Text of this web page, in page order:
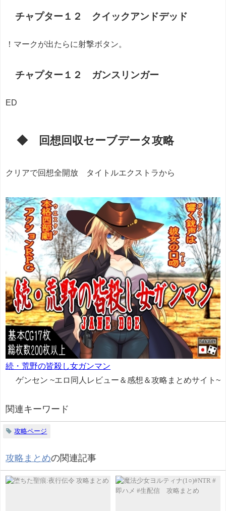
チャプター１２ クイックアンドデッド
！マークが出たらに射撃ボタン。
チャプター１２ ガンスリンガー
ED
◆ 回想回収セーブデータ攻略
クリアで回想全開放 タイトルエクストラから
続・荒野の皆殺し女ガンマン
ゲンセン ~エロ同人レビュー＆感想＆攻略まとめサイト~
関連キーワード
攻略ページ
攻略まとめの関連記事